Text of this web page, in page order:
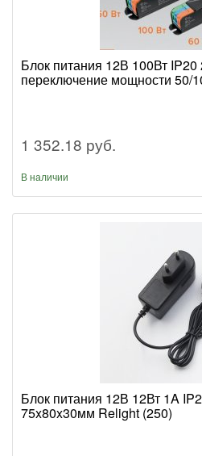
Блок питания 12В 100Вт
переключение мощности 50/
1 352.18 руб.
В наличии
Блок питания 12В 12Вт 1A
75x80x30мм Relight (250)